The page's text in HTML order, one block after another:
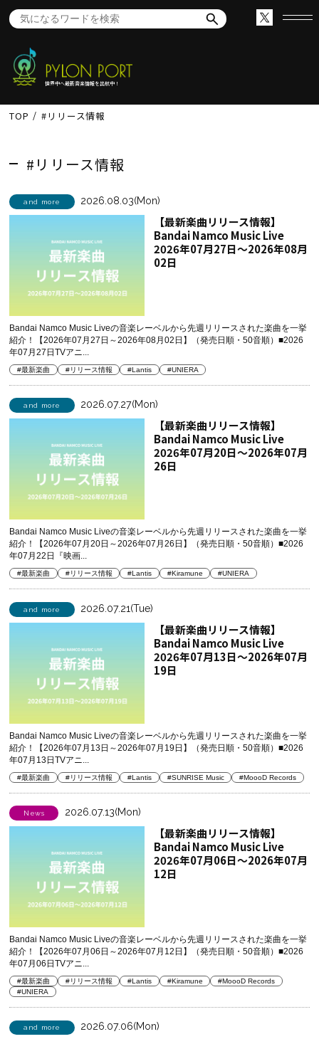
世界中へ最新音楽情報を出航中！
TOP #リリース情報
#リリース情報
and more 2026.08.03(Mon)
【最新楽曲リリース情報】
Bandai Namco Music Live
2026年07月27日～2026年08月
02日
Bandai Namco Music Liveの音楽レーベルから先週リリースされた楽曲を一挙
紹介！【2026年07月27日～2026年08月02日】（発売日順・50音順）■2026
年07月27日TVアニ...
#最新楽曲 #リリース情報 #Lantis #UNIERA
and more 2026.07.27(Mon)
【最新楽曲リリース情報】
Bandai Namco Music Live
2026年07月20日～2026年07月
26日
Bandai Namco Music Liveの音楽レーベルから先週リリースされた楽曲を一挙
紹介！【2026年07月20日～2026年07月26日】（発売日順・50音順）■2026
年07月22日『映画...
#最新楽曲 #リリース情報 #Lantis #Kiramune #UNIERA
and more 2026.07.21(Tue)
【最新楽曲リリース情報】
Bandai Namco Music Live
2026年07月13日～2026年07月
19日
Bandai Namco Music Liveの音楽レーベルから先週リリースされた楽曲を一挙
紹介！【2026年07月13日～2026年07月19日】（発売日順・50音順）■2026
年07月13日TVアニ...
#最新楽曲 #リリース情報 #Lantis #SUNRISE Music #MoooD Records
News 2026.07.13(Mon)
【最新楽曲リリース情報】
Bandai Namco Music Live
2026年07月06日～2026年07月
12日
Bandai Namco Music Liveの音楽レーベルから先週リリースされた楽曲を一挙
紹介！【2026年07月06日～2026年07月12日】（発売日順・50音順）■2026
年07月06日TVアニ...
#最新楽曲 #リリース情報 #Lantis #Kiramune
#MoooD Records
#UNIERA
and more 2026.07.06(Mon)